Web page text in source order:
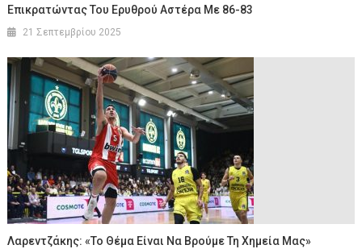
Επικρατώντας Του Ερυθρού Αστέρα Με 86-83
21 Σεπτεμβρίου 2025
Λαρεντζάκης: «Το Θέμα Είναι Να Βρούμε Τη Χημεία Μας»